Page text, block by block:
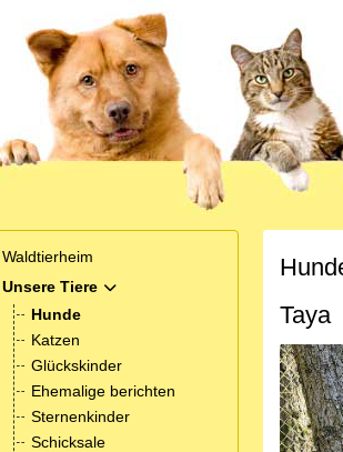
Waldtierheim
Unsere Tiere
Hunde
Katzen
Glückskinder
Ehemalige berichten
Sternenkinder
Schicksale
Taya